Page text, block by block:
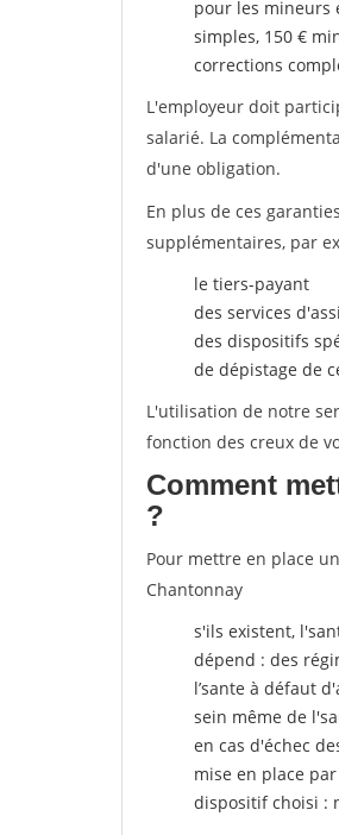
pour les mineurs
simples, 150 €
corrections
L'employeur doit
salarié. La
d'une obligation.
En plus de ces
supplémentaires, par
le tiers-payant
des services
des dispositifs
de dépistage de
L'utilisation de notre
fonction des creux de
Comment
?
Pour mettre en place
Chantonnay
s'ils existent,
dépend : des
l’sante à défaut
sein même de
en cas d'échec
mise en place
dispositif choisi :